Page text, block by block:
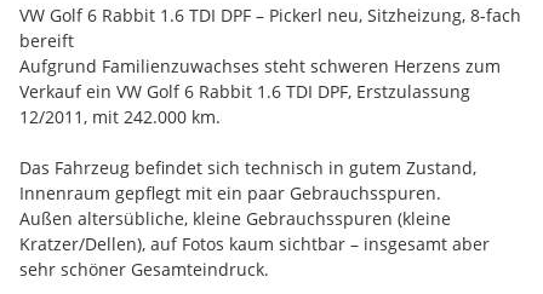
VW Golf 6 Rabbit 1.6 TDI DPF – Pickerl neu, Sitzheizung, 8-fach
bereift
Aufgrund Familienzuwachses steht schweren Herzens zum
Verkauf ein VW Golf 6 Rabbit 1.6 TDI DPF, Erstzulassung
12/2011, mit 242.000 km.
Das Fahrzeug befindet sich technisch in gutem Zustand,
Innenraum gepflegt mit ein paar Gebrauchsspuren.
Außen altersübliche, kleine Gebrauchsspuren (kleine
Kratzer/Dellen), auf Fotos kaum sichtbar – insgesamt aber
sehr schöner Gesamteindruck.